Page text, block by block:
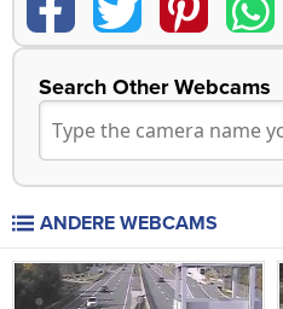
Search Other Webcams
ANDERE WEBCAMS